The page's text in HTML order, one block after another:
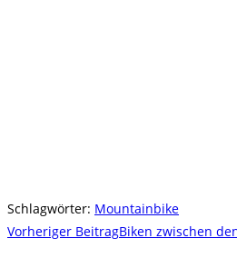
Schlagwörter: Mountainbike
Weitere
Vorheriger BeitragBiken zwischen